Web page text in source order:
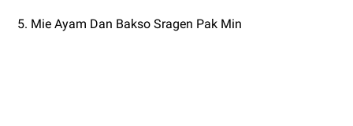
5. Mie Ayam Dan Bakso Sragen Pak Min